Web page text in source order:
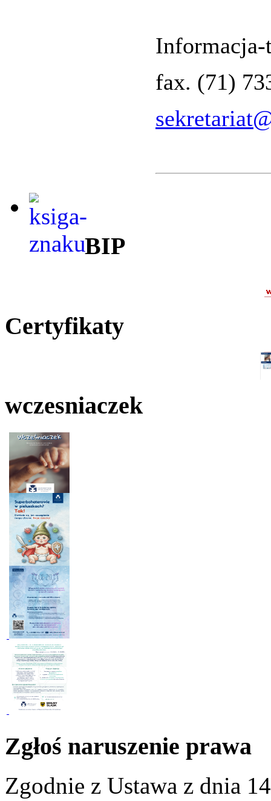
Informacja-
fax. (71)
BIP
Certyfikaty
wczesniaczek
Zgłoś naruszenie prawa
Zgodnie z Ustawa z dnia